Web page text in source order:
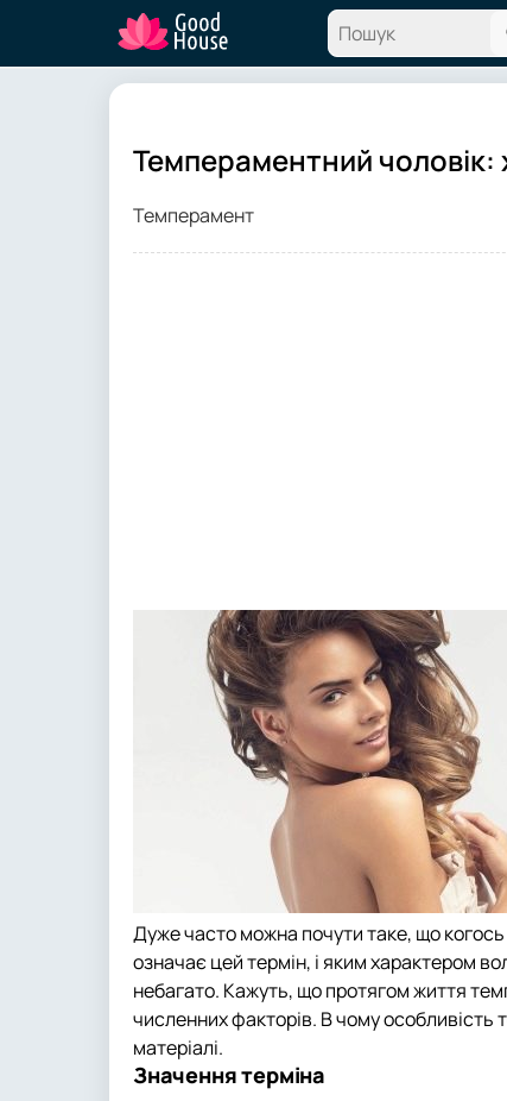
Темпераментний чоловік:
Темперамент
Дуже часто можна почути таке, що
означає цей термін, і яким характером
небагато. Кажуть, що протягом життя
численних факторів. В чому
матеріалі.
Значення терміна